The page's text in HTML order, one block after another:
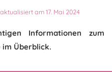
am 17. Mai 2024
Informationen zum
Überblick.